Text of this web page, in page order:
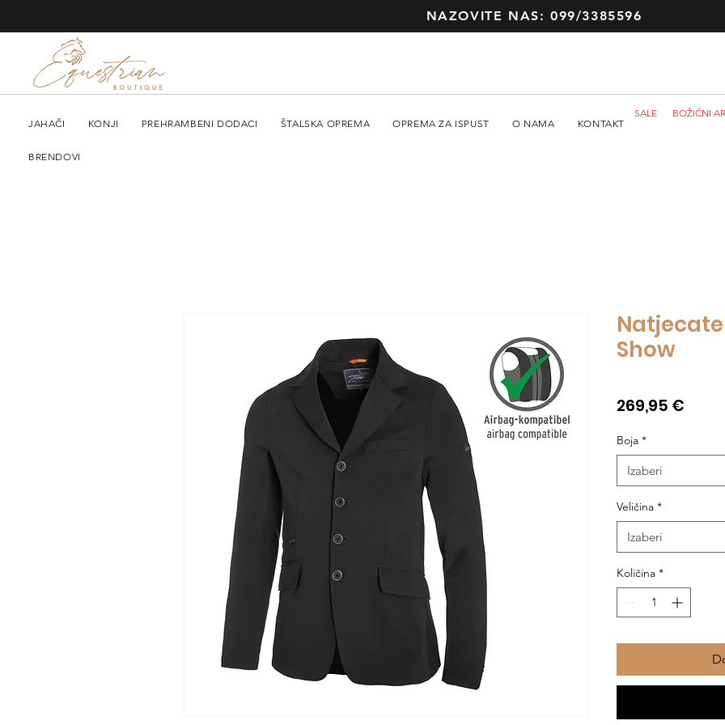
NAZOVITE NAS: 099/3385596
JAHAČI KONJI PREHRAMBENI DODACI ŠTALSKA OPREMA OPREMA ZA ISPUST O NAMA KONTAKT
BRENDOVI
SALE BOŽIĆNI
Show
269,95 €
Boja *
Izaberi
Veličina *
Izaberi
Količina *